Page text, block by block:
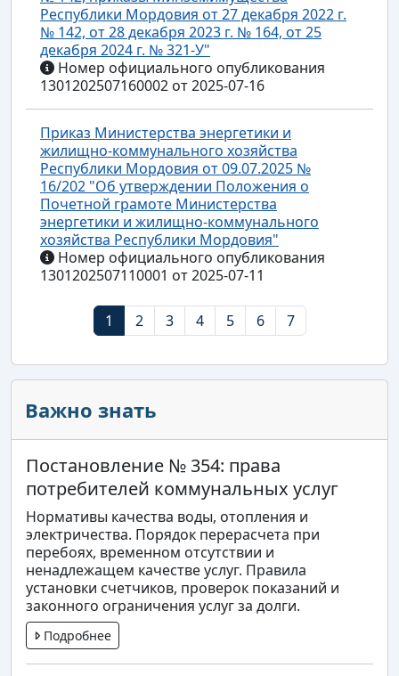
Республики Мордовия от 27 декабря 2022 г.
№ 142, от 28 декабря 2023 г. № 164, от 25
декабря 2024 г. № 321-У"
Номер официального опубликования
1301202507160002 от 2025-07-16
Приказ Министерства энергетики и
жилищно-коммунального хозяйства
Республики Мордовия от 09.07.2025 №
16/202 "Об утверждении Положения о
Почетной грамоте Министерства
энергетики и жилищно-коммунального
хозяйства Республики Мордовия"
Номер официального опубликования
1301202507110001 от 2025-07-11
1 2 3 4 5 6 7
Важно знать
Постановление № 354: права
потребителей коммунальных услуг
Нормативы качества воды, отопления и
электричества. Порядок перерасчета при
перебоях, временном отсутствии и
ненадлежащем качестве услуг. Правила
установки счетчиков, проверок показаний и
законного ограничения услуг за долги.
Подробнее